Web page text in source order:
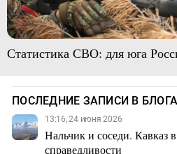
Статистика СВО: для юга
ПОСЛЕДНИЕ ЗАПИСИ В
13:16, 24 июня 2026
Нальчик и соседи. Кавказ
справедливости